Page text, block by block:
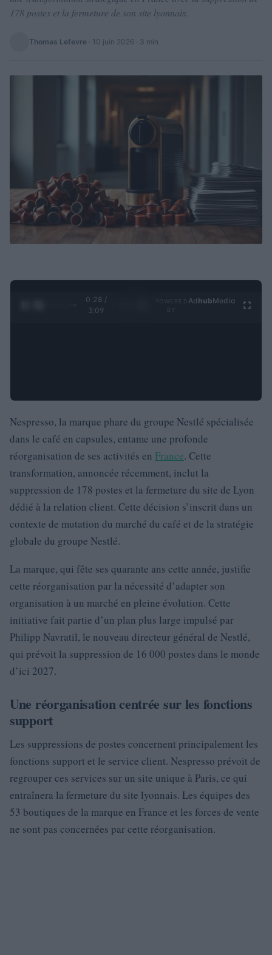
178 postes et la fermeture de son site lyonnais.
Thomas Lefevre · 10 juin 2026 · 3 min
0:29 /
3:09
Ad hubMedia
Nespresso, la marque phare du groupe Nestlé spécialisée
dans le café en capsules, entame une profonde
réorganisation de ses activités en France. Cette
transformation, annoncée récemment, inclut la
suppression de 178 postes et la fermeture du site de Lyon
dédié à la relation client. Cette décision s’inscrit dans un
contexte de mutation du marché du café et de la stratégie
globale du groupe Nestlé.
La marque, qui fête ses quarante ans cette année, justifie
cette réorganisation par la nécessité d’adapter son
organisation à un marché en pleine évolution. Cette
initiative fait partie d’un plan plus large impulsé par
Philipp Navratil, le nouveau directeur général de Nestlé,
qui prévoit la suppression de 16 000 postes dans le monde
d’ici 2027.
Une réorganisation centrée sur les fonctions
support
Les suppressions de postes concernent principalement les
fonctions support et le service client. Nespresso prévoit de
regrouper ces services sur un site unique à Paris, ce qui
entraînera la fermeture du site lyonnais. Les équipes des
53 boutiques de la marque en France et les forces de vente
ne sont pas concernées par cette réorganisation.